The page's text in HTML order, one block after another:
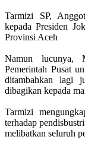
Tarmizi SP,
kepada Presiden
Provinsi Aceh
Namun lucunya,
Pemerintah Pusat
ditambahkan lagi
dibagikan kepada
Tarmizi
terhadap
melibatkan seluruh